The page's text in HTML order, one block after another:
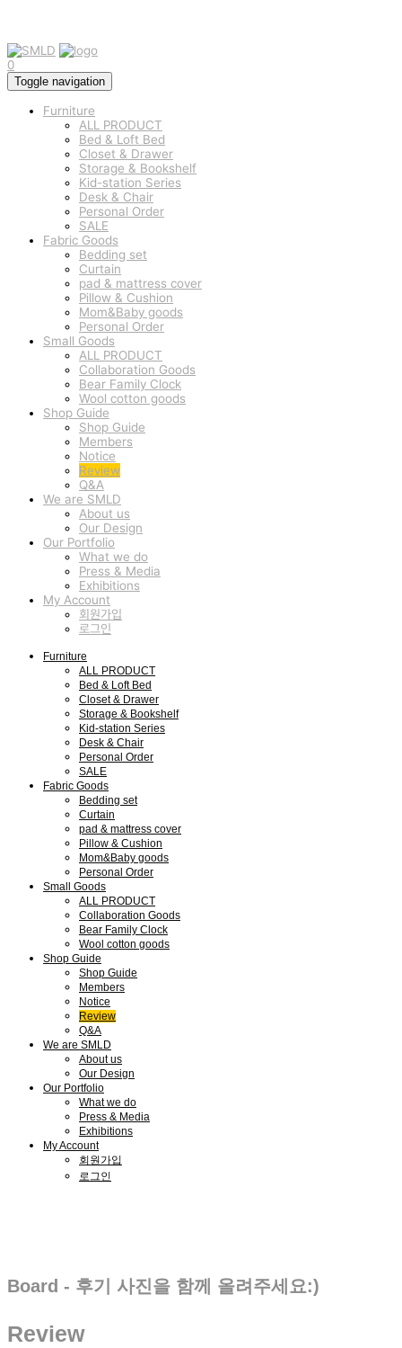
0
Toggle navigation
Furniture
ALL PRODUCT
Bed & Loft Bed
Closet & Drawer
Storage & Bookshelf
Kid-station Series
Desk & Chair
Personal Order
SALE
Fabric Goods
Bedding set
Curtain
pad & mattress cover
Pillow & Cushion
Mom&Baby goods
Personal Order
Small Goods
ALL PRODUCT
Collaboration Goods
Bear Family Clock
Wool cotton goods
Shop Guide
Shop Guide
Members
Notice
Review
Q&A
We are SMLD
About us
Our Design
Our Portfolio
What we do
Press & Media
Exhibitions
My Account
회원가입
로그인
Furniture
ALL PRODUCT
Bed & Loft Bed
Closet & Drawer
Storage & Bookshelf
Kid-station Series
Desk & Chair
Personal Order
SALE
Fabric Goods
Bedding set
Curtain
pad & mattress cover
Pillow & Cushion
Mom&Baby goods
Personal Order
Small Goods
ALL PRODUCT
Collaboration Goods
Bear Family Clock
Wool cotton goods
Shop Guide
Shop Guide
Members
Notice
Review
Q&A
We are SMLD
About us
Our Design
Our Portfolio
What we do
Press & Media
Exhibitions
My Account
회원가입
로그인
Board - 후기 사진을 함께 올려주세요:)
Review